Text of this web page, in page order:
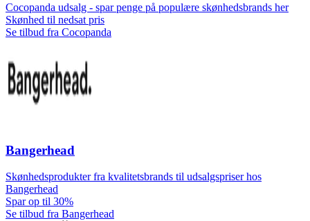
Cocopanda udsalg - spar penge på populære skønhedsbrands her
Skønhed til nedsat pris
Se tilbud fra Cocopanda
Bangerhead
Skønhedsprodukter fra kvalitetsbrands til udsalgspriser hos
Bangerhead
Spar op til 30%
Se tilbud fra Bangerhead